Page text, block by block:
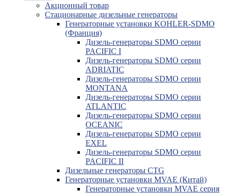
Акционный товар
Стационарные дизельные генераторы
Генераторные установки KOHLER-SDMO
(Франция)
Дизель-генераторы SDMO серии
PACIFIC I
Дизель-генераторы SDMO серии
ADRIATIC
Дизель-генераторы SDMO серии
MONTANA
Дизель-генераторы SDMO серии
ATLANTIC
Дизель-генераторы SDMO серии
OCEANIC
Дизель-генераторы SDMO серии
EXEL
Дизель-генераторы SDMO серии
PACIFIC II
Дизельные генераторы CTG
Генераторные установки MVAE (Китай)
Генераторные установки MVAE серия